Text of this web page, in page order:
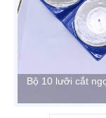
Bộ 10 lưỡi cắt